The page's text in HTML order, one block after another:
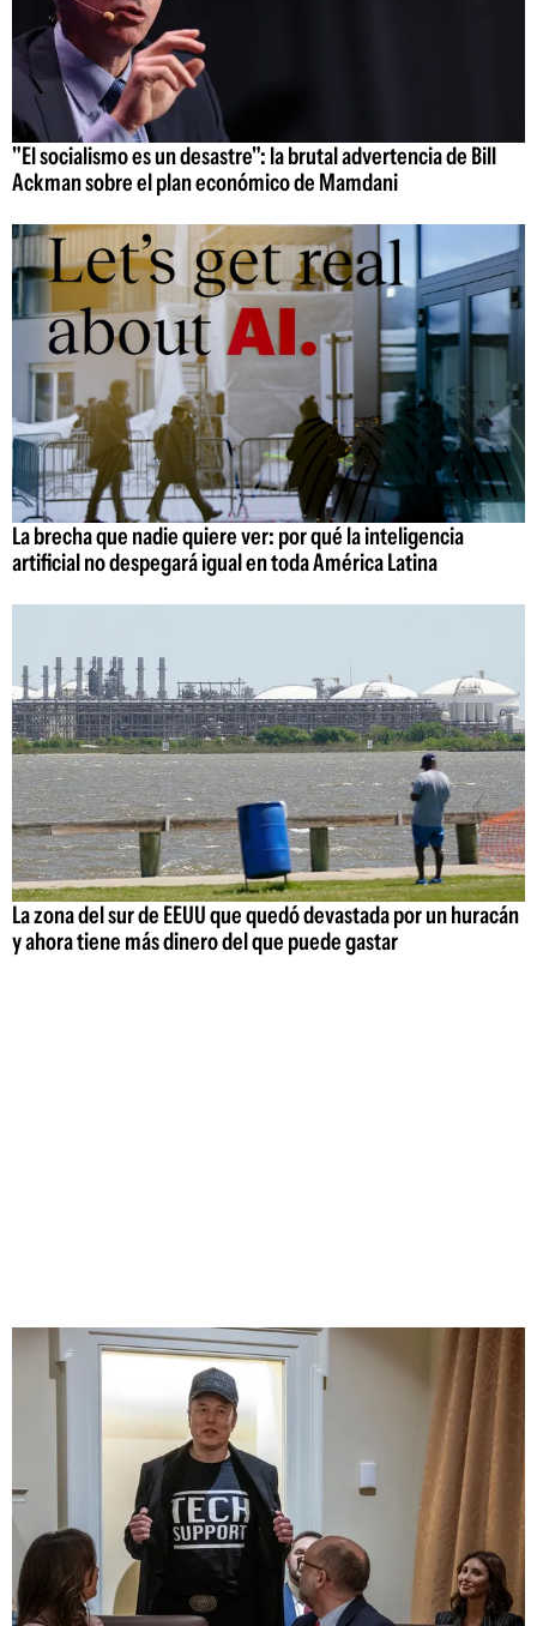
"El socialismo es un desastre": la brutal advertencia de Bill
Ackman sobre el plan económico de Mamdani
La brecha que nadie quiere ver: por qué la inteligencia
artificial no despegará igual en toda América Latina
La zona del sur de EEUU que quedó devastada por un huracán
y ahora tiene más dinero del que puede gastar